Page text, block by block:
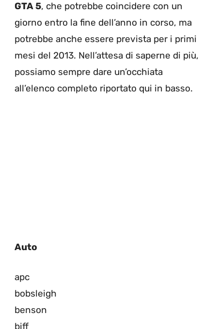
GTA 5, che potrebbe coincidere con un
giorno entro la fine dell’anno in corso, ma
potrebbe anche essere prevista per i primi
mesi del 2013. Nell’attesa di saperne di più,
possiamo sempre dare un’occhiata
all’elenco completo riportato qui in basso.
Auto
apc
bobsleigh
benson
biff